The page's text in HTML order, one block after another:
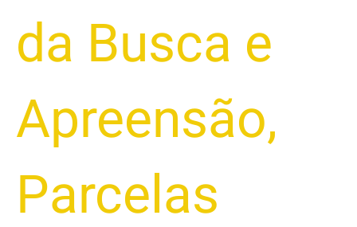
da Busca e
Apreensão,
Parcelas